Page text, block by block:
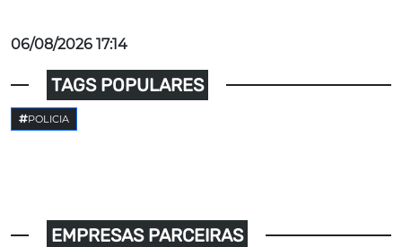
06/08/2026 17:14
TAGS POPULARES
POLICIA
EMPRESAS PARCEIRAS